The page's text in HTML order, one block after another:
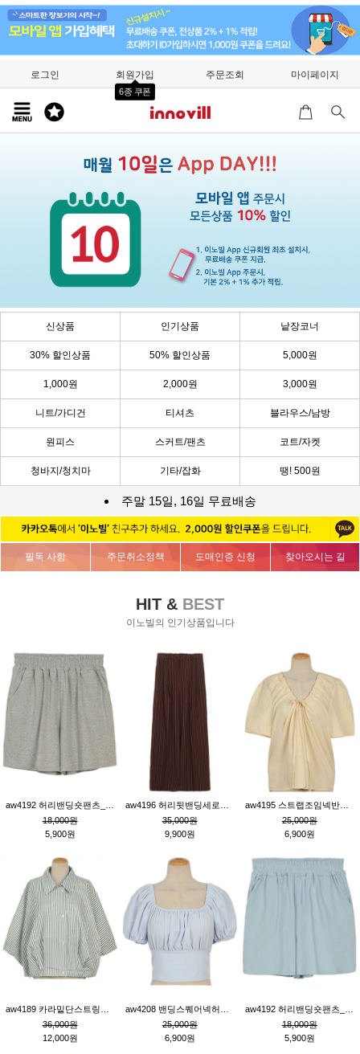
로그인 회원가입
6종 쿠폰
주문조회 마이페이지
신상품 인기상품 낱장코너
30% 할인상품 50% 할인상품 5,000원
1,000원 2,000원 3,000원
니트/가디건 티셔츠 블라우스/남방
원피스 스커트/팬츠 코트/자켓
청바지/청치마 기타/잡화 땡! 500원
주말 15일, 16일 무료배송
필독 사항 주문취소정책 도매인증 신청 찾아오시는 길
HIT & BEST
이노빌의 인기상품입니다
18,000원
5,900원
35,000원
9,900원
25,000원
6,900원
36,000원
12,000원
25,000원
6,900원
18,000원
5,900원